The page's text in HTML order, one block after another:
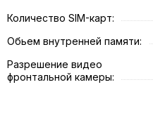
Количество SIM-карт:
Обьем внутренней памяти:
Разрешение видео
фронтальной камеры: